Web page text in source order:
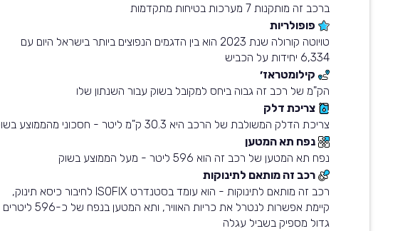
ברכב זה מותקנות 7 מערכות בטיחות מתקדמות
פופולריות
טויוטה קורולה שנת 2023 הוא בין הדגמים הנפוצים ביותר בישראל היום עם
6,334 יחידות על הכביש
קילומטראז׳
הק"מ של רכב זה גבוה ביחס למקובל בשוק עבור השנתון שלו
צריכת דלק
צריכת הדלק המשולבת של הרכב היא 30.3 ק"מ ליטר - חסכוני מהממוצע בשוק
נפח תא המטען
נפח תא המטען של רכב זה הוא 596 ליטר - מעל הממוצע בשוק
רכב זה מותאם לתינוקות
רכב זה מותאם לתינוקות - הוא עומד בסטנדרט ISOFIX לחיבור כיסא תינוק,
קיימת אפשרות לנטרל את כריות האוויר, ותא המטען בנפח של כ-596 ליטרים
גדול מספיק בשביל עגלה